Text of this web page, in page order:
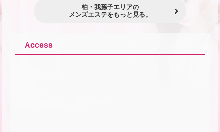
柏・我孫子エリアの
メンズエステをもっと見る。
Access